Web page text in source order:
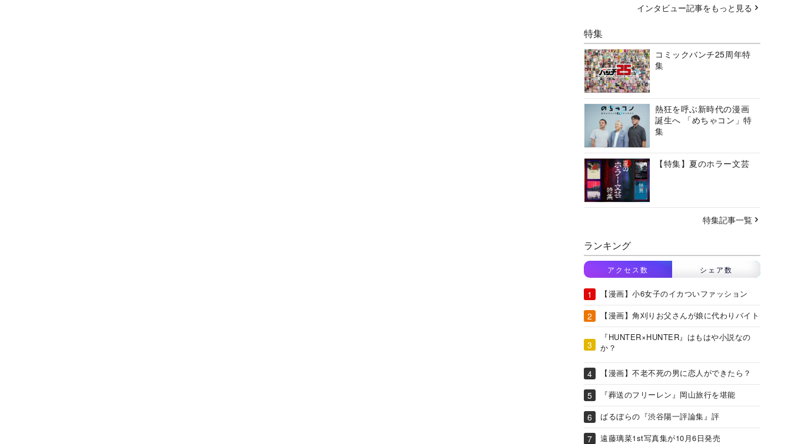
インタビュー記事をもっと見る
特集
コミックバンチ25周年特
集
熱狂を呼ぶ新時代の漫画
誕生へ 「めちゃコン」特
集
【特集】夏のホラー文芸
特集記事一覧
ランキング
アクセス数 シェア数
【漫画】小6女子のイカついファッション
【漫画】角刈りお父さんが娘に代わりバイト
『HUNTER×HUNTER』はもはや小説なの
か？
【漫画】不老不死の男に恋人ができたら？
『葬送のフリーレン』岡山旅行を堪能
ばるぼらの『渋谷陽一評論集』評
遠藤璃菜1st写真集が10月6日発売